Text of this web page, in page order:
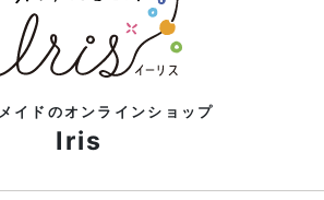
イドのオンラインショップ
Iris